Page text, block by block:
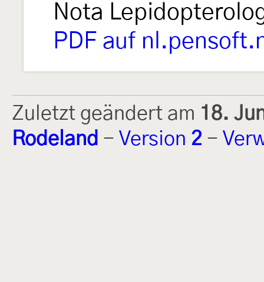
Nota
PDF auf
Zuletzt geändert am 18.
Rodeland - Version 2 -